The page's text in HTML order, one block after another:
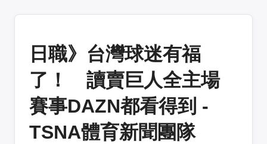
日職》台灣球迷有福
了！ 讀賣巨人全主場
賽事DAZN都看得到 -
TSNA體育新聞團隊